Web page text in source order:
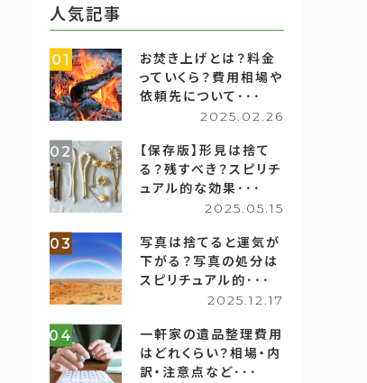
人気記事
01
お焚き上げとは？料金
っていくら？費用相場や
依頼先について･･･
2025.02.26
02
【保存版】形見は捨て
る？残すべき？スピリチ
ュアル的な効果･･･
2025.05.15
03
写真は捨てると運気が
下がる？写真の処分は
スピリチュアル的･･･
2025.12.17
04
一軒家の遺品整理費用
はどれくらい？相場・内
訳・注意点など･･･